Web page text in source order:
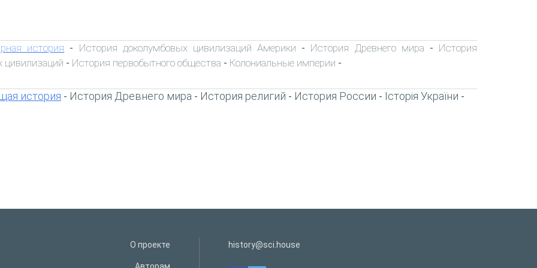
история - История доколумбовых цивилизаций Америки - История Древнего мира - История
цивилизаций - История первобытного общества - Колониальные империи -
история - История Древнего мира - История религий - История России - Історія України -
О проекте
Авторам
history@sci.house